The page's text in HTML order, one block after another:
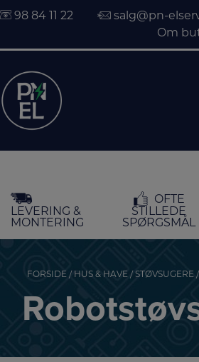
indholdet
98 84 11 22
salg@pn-
Om
LEVERING &
MONTERING
OFTE
STILLEDE
SPØRGSMÅL
FORSIDE/ HUS & HAVE/ STØVSUGERE/